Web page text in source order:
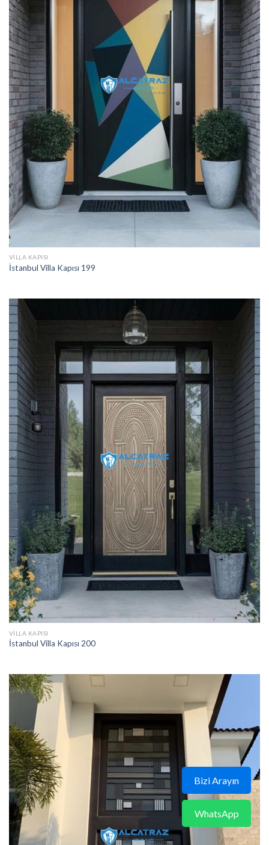
VILLA KAPISI
İstanbul Villa Kapısı 199
VILLA KAPISI
İstanbul Villa Kapısı 200
Bizi Arayın
WhatsApp